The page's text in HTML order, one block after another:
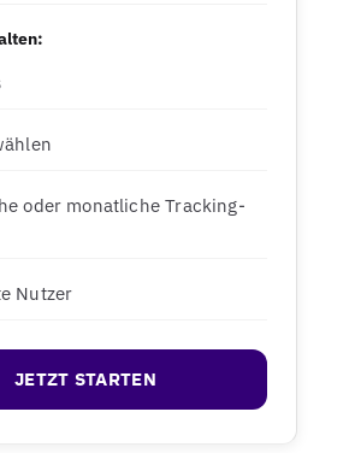
oder monatliche Tracking-
Nutzer
JETZT STARTEN